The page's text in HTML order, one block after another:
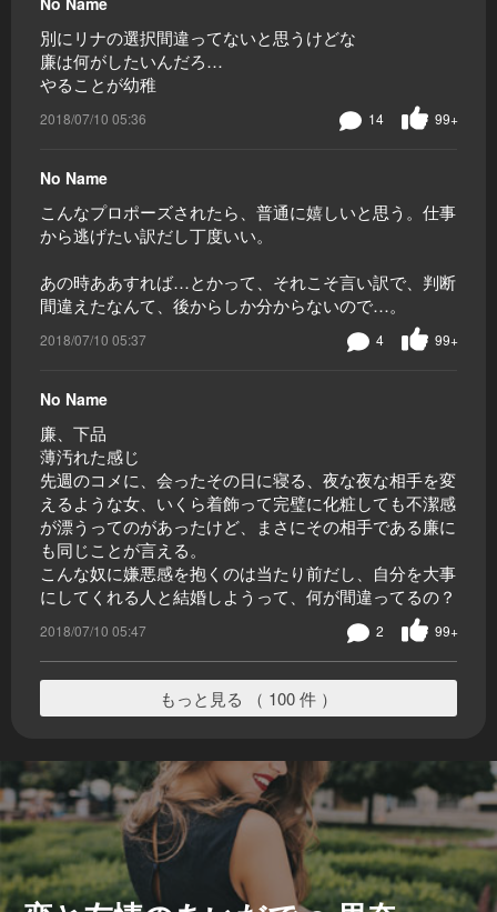
別にリナの選択間違ってないと思うけどな
廉は何がしたいんだろ…
やることが幼稚
2018/07/10 05:36 99+
14
No Name
こんなプロポーズされたら、普通に嬉しいと思う。仕事
から逃げたい訳だし丁度いい。
あの時ああすれば…とかって、それこそ言い訳で、判断
間違えたなんて、後からしか分からないので…。
2018/07/10 05:37 99+
4
No Name
廉、下品
薄汚れた感じ
先週のコメに、会ったその日に寝る、夜な夜な相手を変
えるような女、いくら着飾って完璧に化粧しても不潔感
が漂うってのがあったけど、まさにその相手である廉に
も同じことが言える。
こんな奴に嫌悪感を抱くのは当たり前だし、自分を大事
にしてくれる人と結婚しようって、何が間違ってるの？
2018/07/10 05:47 99+
2
もっと見る （ 100 件 ）